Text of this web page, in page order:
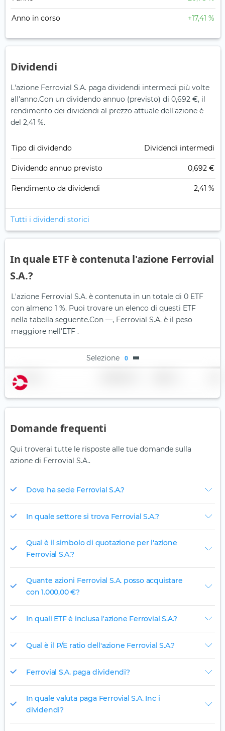
Anno in corso +17,41 %
Dividendi
L'azione Ferrovial S.A. paga dividendi intermedi più volte
all'anno.Con un dividendo annuo (previsto) di 0,692 €, il
rendimento dei dividendi al prezzo attuale dell'azione è
del 2,41 %.
Tipo di dividendo Dividendi intermedi
Dividendo annuo previsto 0,692 €
Rendimento da dividendi 2,41 %
Tutti i dividendi storici
In quale ETF è contenuta l'azione Ferrovial
S.A.?
L'azione Ferrovial S.A. è contenuta in un totale di 0 ETF
con almeno 1 %. Puoi trovare un elenco di questi ETF
nella tabella seguente.Con —, Ferrovial S.A. è il peso
maggiore nell'ETF .
Selezione 0
Nome
Domande frequenti
Qui troverai tutte le risposte alle tue domande sulla
azione di Ferrovial S.A..
Dove ha sede Ferrovial S.A.?
In quale settore si trova Ferrovial S.A.?
Qual è il simbolo di quotazione per l'azione
Ferrovial S.A.?
Quante azioni Ferrovial S.A. posso acquistare
con 1.000,00 €?
In quali ETF è inclusa l'azione Ferrovial S.A.?
Qual è il P/E ratio dell'azione Ferrovial S.A.?
Ferrovial S.A. paga dividendi?
In quale valuta paga Ferrovial S.A. Inc i
dividendi?